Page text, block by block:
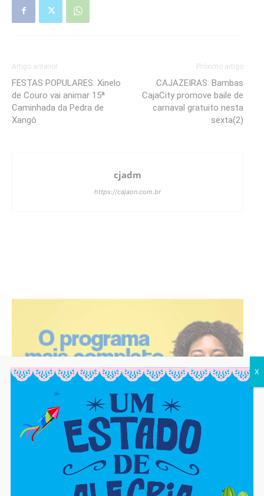
Artigo anterior
FESTAS POPULARES: Xinelo
de Couro vai animar 15ª
Caminhada da Pedra de
Xangô
Próximo artigo
CAJAZEIRAS: Bambas
CajaCity promove baile de
carnaval gratuito nesta
sexta(2)
cjadm
https://cajaon.com.br
X